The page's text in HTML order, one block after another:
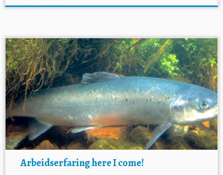
Arbeidserfaring here I come!